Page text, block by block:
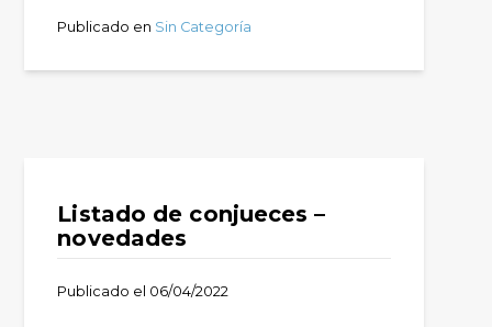
Publicado en Sin Categoría
Listado de conjueces –
novedades
Publicado el 06/04/2022